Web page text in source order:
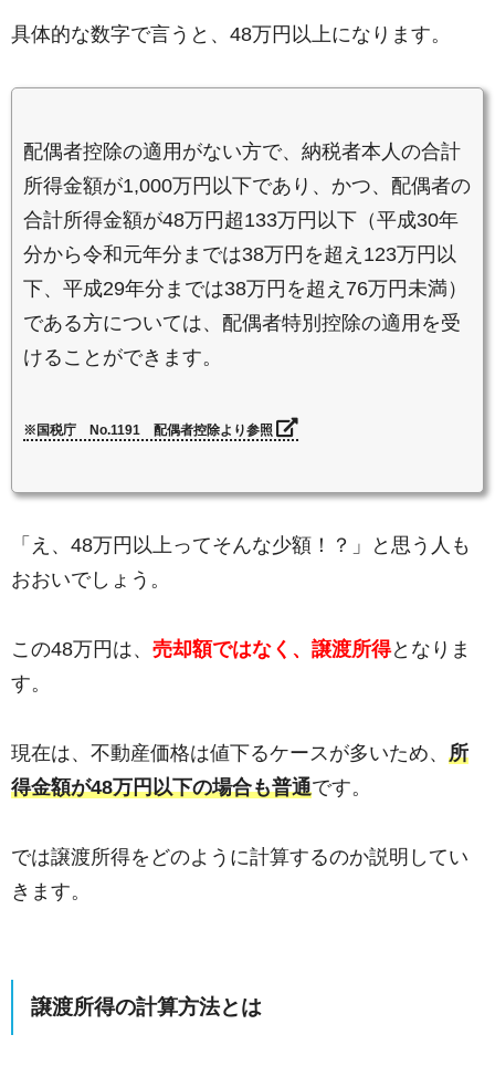
具体的な数字で言うと、48万円以上になります。
配偶者控除の適用がない方で、納税者本人の合計
所得金額が1,000万円以下であり、かつ、配偶者の
合計所得金額が48万円超133万円以下（平成30年
分から令和元年分までは38万円を超え123万円以
下、平成29年分までは38万円を超え76万円未満）
である方については、配偶者特別控除の適用を受
けることができます。
※国税庁 No.1191 配偶者控除より参照
「え、48万円以上ってそんな少額！？」と思う人も
おおいでしょう。
この48万円は、 売却額ではなく、譲渡所得となりま
す。
現在は、不動産価格は値下るケースが多いため、 所
得金額が48万円以下の場合も普通です。
では譲渡所得をどのように計算するのか説明してい
きます。
譲渡所得の計算方法とは